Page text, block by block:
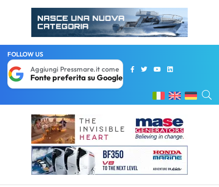
FOLLOW US
Aggiungi Pressmare.it come
Fonte preferita su Google